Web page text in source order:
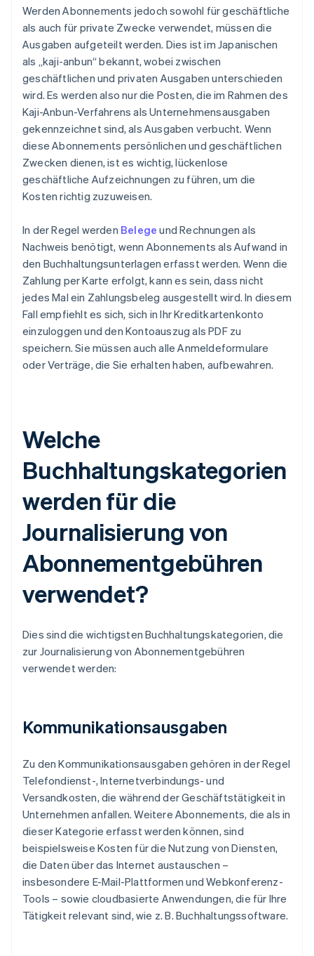
Werden Abonnements jedoch sowohl für geschäftliche
als auch für private Zwecke verwendet, müssen die
Ausgaben aufgeteilt werden. Dies ist im Japanischen
als „kaji-anbun“ bekannt, wobei zwischen
geschäftlichen und privaten Ausgaben unterschieden
wird. Es werden also nur die Posten, die im Rahmen des
Kaji-Anbun-Verfahrens als Unternehmensausgaben
gekennzeichnet sind, als Ausgaben verbucht. Wenn
diese Abonnements persönlichen und geschäftlichen
Zwecken dienen, ist es wichtig, lückenlose
geschäftliche Aufzeichnungen zu führen, um die
Kosten richtig zuzuweisen.
In der Regel werden Belege und Rechnungen als
Nachweis benötigt, wenn Abonnements als Aufwand in
den Buchhaltungsunterlagen erfasst werden. Wenn die
Zahlung per Karte erfolgt, kann es sein, dass nicht
jedes Mal ein Zahlungsbeleg ausgestellt wird. In diesem
Fall empfiehlt es sich, sich in Ihr Kreditkartenkonto
einzuloggen und den Kontoauszug als PDF zu
speichern. Sie müssen auch alle Anmeldeformulare
oder Verträge, die Sie erhalten haben, aufbewahren.
Welche
Buchhaltungskategorien
werden für die
Journalisierung von
Abonnementgebühren
verwendet?
Dies sind die wichtigsten Buchhaltungskategorien, die
zur Journalisierung von Abonnementgebühren
verwendet werden:
Kommunikationsausgaben
Zu den Kommunikationsausgaben gehören in der Regel
Telefondienst-, Internetverbindungs- und
Versandkosten, die während der Geschäftstätigkeit in
Unternehmen anfallen. Weitere Abonnements, die als in
dieser Kategorie erfasst werden können, sind
beispielsweise Kosten für die Nutzung von Diensten,
die Daten über das Internet austauschen –
insbesondere E-Mail-Plattformen und Webkonferenz-
Tools – sowie cloudbasierte Anwendungen, die für Ihre
Tätigkeit relevant sind, wie z. B. Buchhaltungssoftware.